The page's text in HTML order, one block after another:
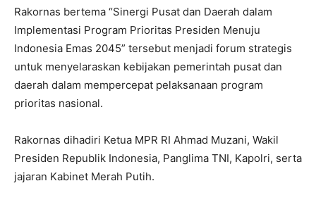
Rakornas bertema “Sinergi Pusat dan Daerah dalam
Implementasi Program Prioritas Presiden Menuju
Indonesia Emas 2045” tersebut menjadi forum strategis
untuk menyelaraskan kebijakan pemerintah pusat dan
daerah dalam mempercepat pelaksanaan program
prioritas nasional.
Rakornas dihadiri Ketua MPR RI Ahmad Muzani, Wakil
Presiden Republik Indonesia, Panglima TNI, Kapolri, serta
jajaran Kabinet Merah Putih.